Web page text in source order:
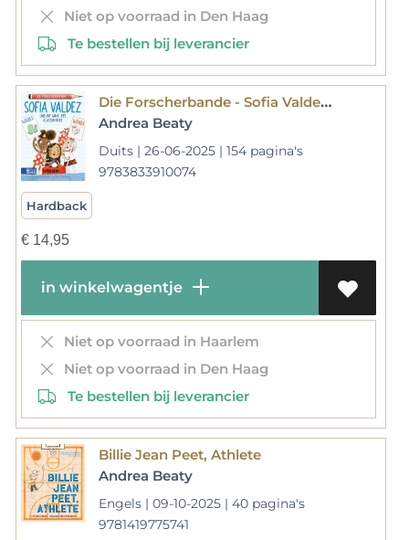
Niet op voorraad in Den Haag
Te bestellen bij leverancier
Die Forscherbande - Sofia Valdez und die Wahl des Klassentiers
Andrea Beaty
Duits | 26-06-2025 | 154 pagina's
9783833910074
Hardback
€14,95
in winkelwagentje
Niet op voorraad in Haarlem
Niet op voorraad in Den Haag
Te bestellen bij leverancier
Billie Jean Peet, Athlete
Andrea Beaty
Engels | 09-10-2025 | 40 pagina's
9781419775741